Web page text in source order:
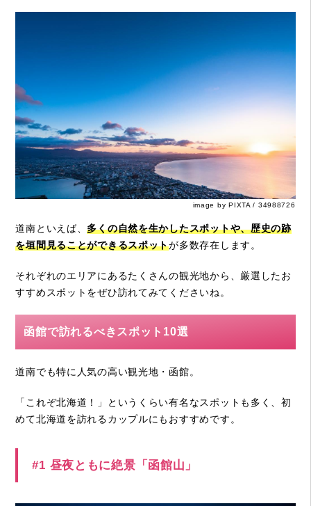
image by PIXTA / 34988726
道南といえば、多くの自然を生かしたスポットや、歴史の跡
を垣間見ることができるスポットが多数存在します。
それぞれのエリアにあるたくさんの観光地から、厳選したお
すすめスポットをぜひ訪れてみてくださいね。
函館で訪れるべきスポット10選
道南でも特に人気の高い観光地・函館。
「これぞ北海道！」というくらい有名なスポットも多く、初
めて北海道を訪れるカップルにもおすすめです。
#1 昼夜ともに絶景「函館山」